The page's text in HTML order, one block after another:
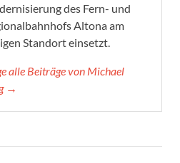
des Fern- und
Altona am
Standort einsetzt.
alle Beiträge von Michael
→